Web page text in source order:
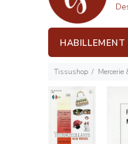
HABILLEMENT
Tissushop Mercerie